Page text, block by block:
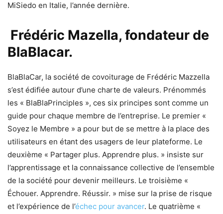
MiSiedo en Italie, l’année dernière.
Frédéric Mazella, fondateur de
BlaBlacar.
BlaBlaCar, la société de covoiturage de Frédéric Mazzella
s’est édifiée autour d’une charte de valeurs. Prénommés
les « BlaBlaPrinciples », ces six principes sont comme un
guide pour chaque membre de l’entreprise. Le premier «
Soyez le Membre » a pour but de se mettre à la place des
utilisateurs en étant des usagers de leur plateforme. Le
deuxième « Partager plus. Apprendre plus. » insiste sur
l’apprentissage et la connaissance collective de l’ensemble
de la société pour devenir meilleurs. Le troisième «
Échouer. Apprendre. Réussir. » mise sur la prise de risque
et l’expérience de l’échec pour avancer. Le quatrième «